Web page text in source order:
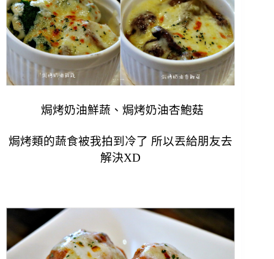
焗烤奶油鮮蔬、焗烤奶油杏鮑菇
焗烤類的蔬食被我拍到冷了 所以丟給朋友去
解決XD